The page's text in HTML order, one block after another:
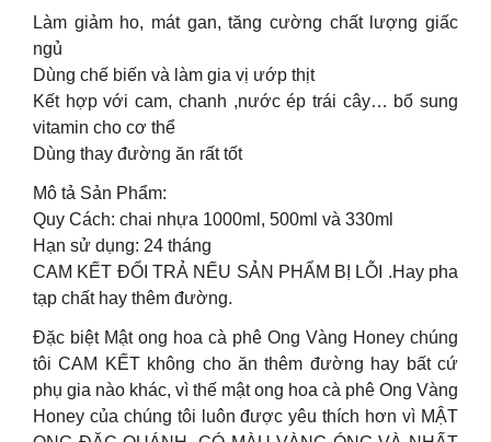
Làm giảm ho, mát gan, tăng cường chất lượng giấc
ngủ
Dùng chế biến và làm gia vị ướp thịt
Kết hợp với cam, chanh ,nước ép trái cây… bổ sung
vitamin cho cơ thể
Dùng thay đường ăn rất tốt
Mô tả Sản Phẩm:
Quy Cách: chai nhựa 1000ml, 500ml và 330ml
Hạn sử dụng: 24 tháng
CAM KẾT ĐỔI TRẢ NẾU SẢN PHẨM BỊ LỖI .Hay pha
tạp chất hay thêm đường.
Đặc biệt Mật ong hoa cà phê Ong Vàng Honey chúng
tôi CAM KẾT không cho ăn thêm đường hay bất cứ
phụ gia nào khác, vì thế mật ong hoa cà phê Ong Vàng
Honey của chúng tôi luôn được yêu thích hơn vì MẬT